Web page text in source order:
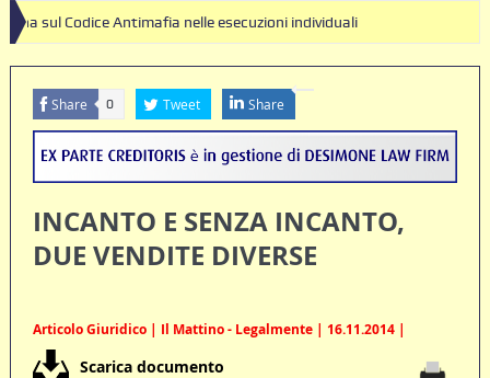
Antimafia nelle esecuzioni individuali
Share 0 Tweet Share
INCANTO E SENZA INCANTO,
DUE VENDITE DIVERSE
Articolo Giuridico | Il Mattino - Legalmente | 16.11.2014 |
Scarica documento